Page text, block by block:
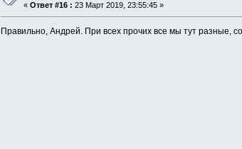
«Ответ #16 : 23 Март 2019, 23:55:45 »
Правильно, Андрей. При всех прочих все мы тут разные,